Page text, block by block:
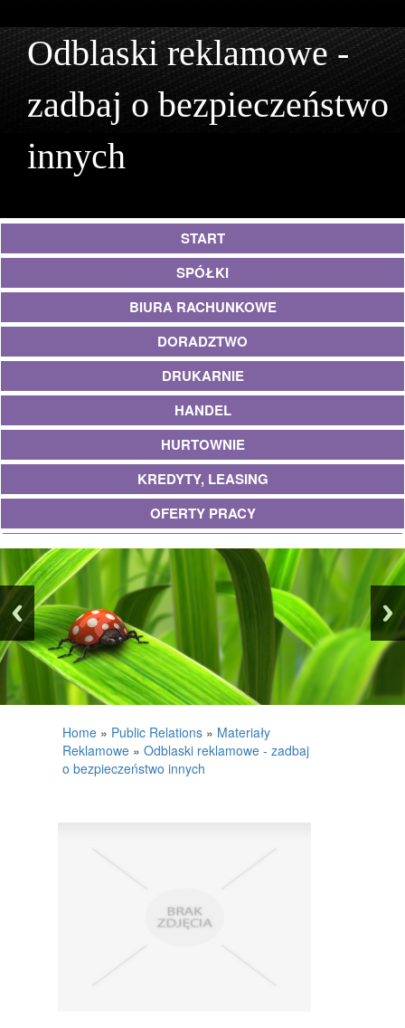
Odblaski reklamowe -
zadbaj o bezpieczeństwo
innych
START
SPÓŁKI
BIURA RACHUNKOWE
DORADZTWO
DRUKARNIE
HANDEL
HURTOWNIE
KREDYTY, LEASING
OFERTY PRACY
UBEZPIECZENIA
EKOLOGIA
BANKI, PRZELEWY, WALUTY, KANTORY
WYKOŃCZENIA
PROJEKTOWANIE
MATERIAŁY BUDOWLANE
DOMY, MIESZKANIA
Home » Public Relations » Materiały
Reklamowe » Odblaski reklamowe - zadbaj
o bezpieczeństwo innych